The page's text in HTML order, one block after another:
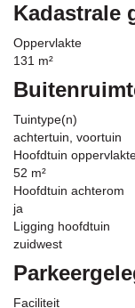
Kadastrale
Oppervlakte
131 m²
Tuintype(n)
achtertuin, voortuin
Hoofdtuin
52 m²
Hoofdtuin achterom
ja
Ligging hoofdtuin
zuidwest
Faciliteit